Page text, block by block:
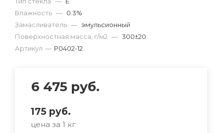
Влажность — 0.3%
Замасливатель — эмульсионный
Поверхностная масса, г/м2 — 300±20
Артикул — Р0402-12
6 475 руб.
175 руб.
цена за 1 кг